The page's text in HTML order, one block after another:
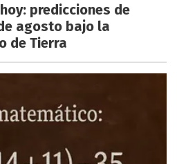
predicciones de
agosto bajo la
de Tierra